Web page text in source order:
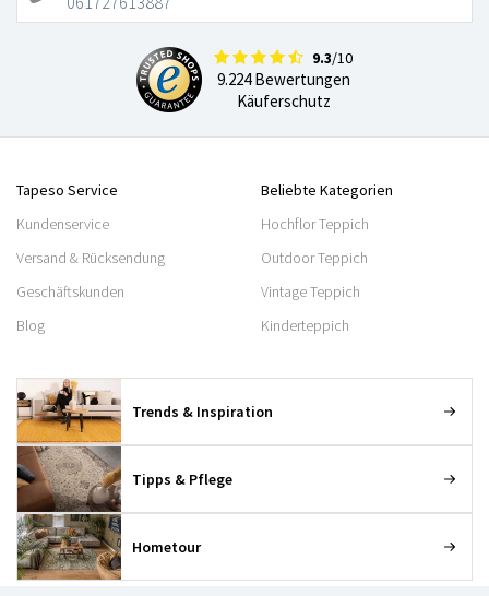
9.3/10
9.224 Bewertungen
Käuferschutz
Tapeso Service
Kundenservice
Versand & Rücksendung
Geschäftskunden
Blog
Beliebte Kategorien
Hochflor Teppich
Outdoor Teppich
Vintage Teppich
Kinderteppich
Trends & Inspiration
Tipps & Pflege
Hometour